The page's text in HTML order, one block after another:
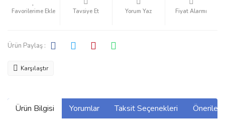
Tavsiye Et Yorum Yaz Fiyat Alarmı
Ürün Paylaş :
Karşılaştır
Ürün Bilgisi Yorumlar Taksit Seçenekleri